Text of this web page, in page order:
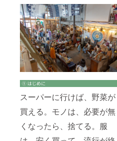
スーパーに行けば、野菜が
買える。モノは、必要が無
くなったら、捨てる。服